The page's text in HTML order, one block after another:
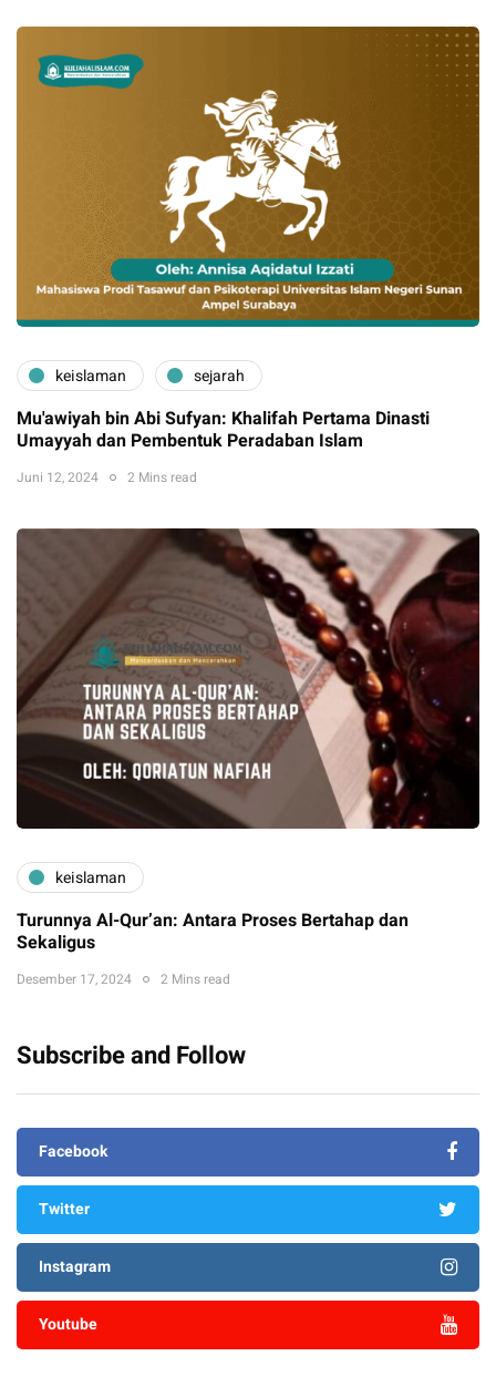
keislaman sejarah
Mu'awiyah bin Abi Sufyan: Khalifah Pertama Dinasti
Umayyah dan Pembentuk Peradaban Islam
Juni 12, 2024 2 Mins read
keislaman
Turunnya Al-Qur’an: Antara Proses Bertahap dan
Sekaligus
Desember 17, 2024 2 Mins read
Subscribe and Follow
Facebook
Twitter
Instagram
Youtube